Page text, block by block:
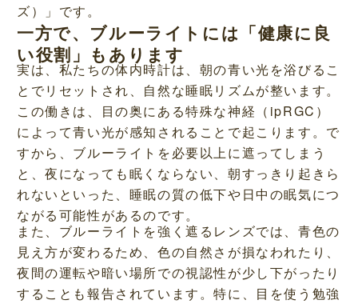
ズ）」です。
一方で、ブルーライトには「健康に良
い役割」もあります
実は、私たちの体内時計は、朝の青い光を浴びるこ
とでリセットされ、自然な睡眠リズムが整います。
この働きは、目の奥にある特殊な神経（ipRGC）
によって青い光が感知されることで起こります。で
すから、ブルーライトを必要以上に遮ってしまう
と、夜になっても眠くならない、朝すっきり起きら
れないといった、睡眠の質の低下や日中の眠気につ
ながる可能性があるのです。
また、ブルーライトを強く遮るレンズでは、青色の
見え方が変わるため、色の自然さが損なわれたり、
夜間の運転や暗い場所での視認性が少し下がったり
することも報告されています。特に、目を使う勉強